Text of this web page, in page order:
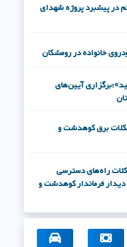
در پیشبرد پروژه شهدای
آیین‌های
برق کوهدشت و
راه‌های دسترسی
فرماندار کوهدشت و
کوهنانی در جشن